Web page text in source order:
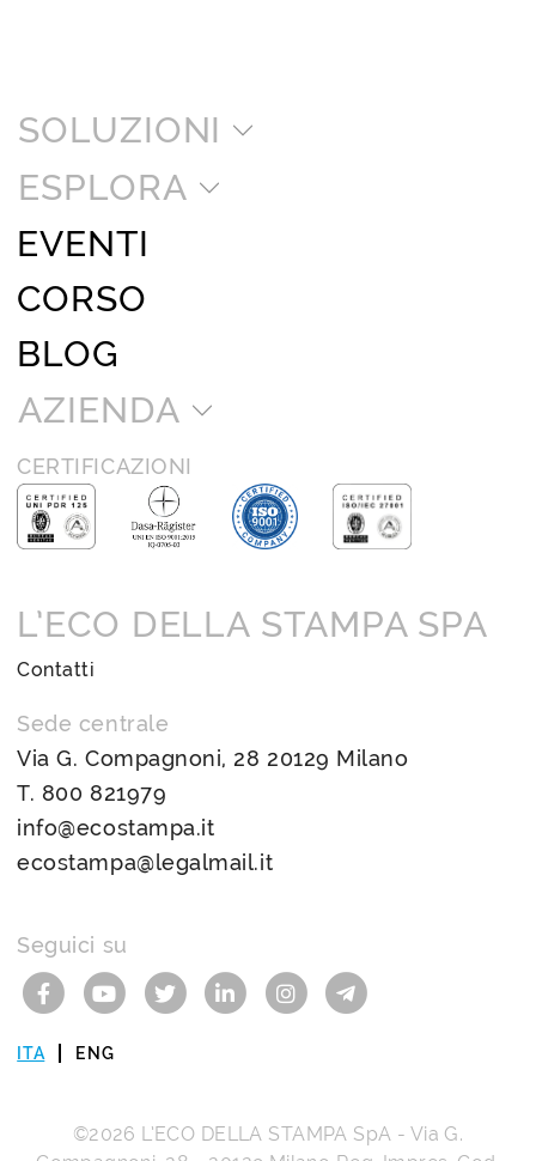
SOLUZIONI
ESPLORA
EVENTI
CORSO
BLOG
AZIENDA
CERTIFICAZIONI
L’ECO DELLA STAMPA SPA
Contatti
Sede centrale
Via G. Compagnoni, 28 20129 Milano
T. 800 821979
info@ecostampa.it
ecostampa@legalmail.it
Seguici su
ITA ENG
©2026 L’ECO DELLA STAMPA SpA - Via G.